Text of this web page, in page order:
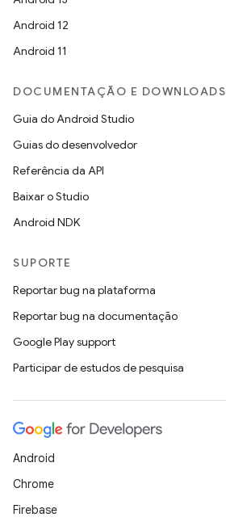
Android 12
Android 11
DOCUMENTAÇÃO E DOWNLOADS
Guia do Android Studio
Guias do desenvolvedor
Referência da API
Baixar o Studio
Android NDK
SUPORTE
Reportar bug na plataforma
Reportar bug na documentação
Google Play support
Participar de estudos de pesquisa
Android
Chrome
Firebase